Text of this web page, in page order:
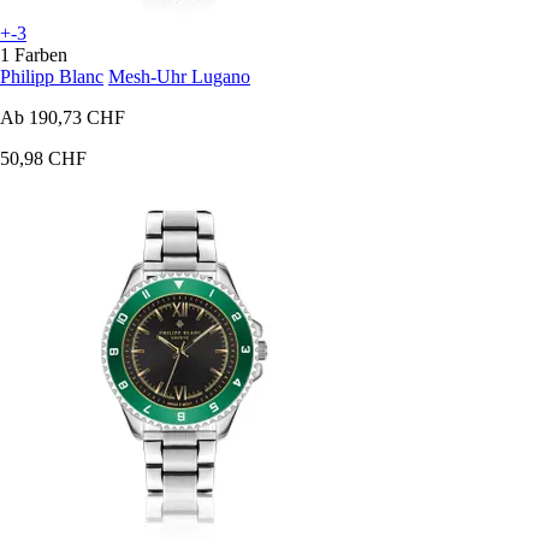
+-3
1 Farben
Philipp Blanc Mesh-Uhr Lugano
Ab 190,73 CHF
50,98 CHF